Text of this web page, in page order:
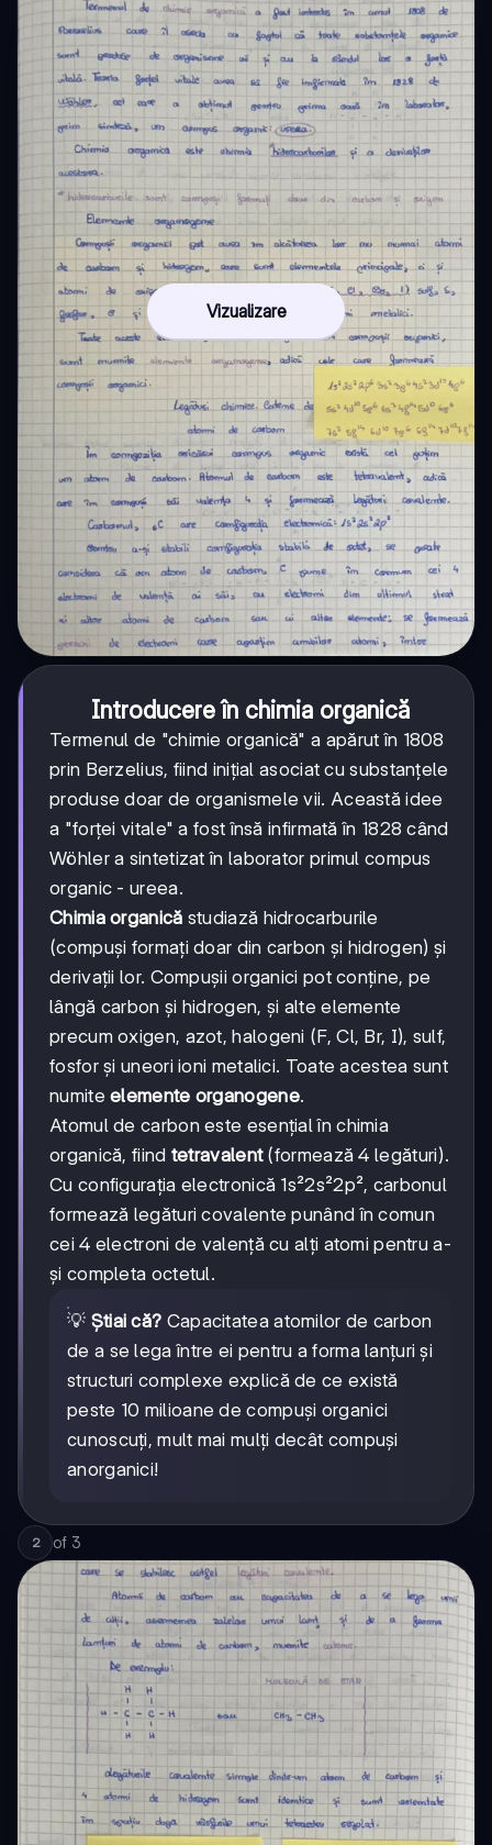
Vizualizare
Introducere în chimia organică
Termenul de "chimie organică" a apărut în 1808
prin Berzelius, fiind inițial asociat cu substanțele
produse doar de organismele vii. Această idee
a "forței vitale" a fost însă infirmată în 1828 când
Wöhler a sintetizat în laborator primul compus
organic - ureea.
Chimia organică studiază hidrocarburile
(compuși formați doar din carbon și hidrogen) și
derivații lor. Compușii organici pot conține, pe
lângă carbon și hidrogen, și alte elemente
precum oxigen, azot, halogeni (F, Cl, Br, I), sulf,
fosfor și uneori ioni metalici. Toate acestea sunt
numiteelemente organogene.
Atomul de carbon este esențial în chimia
organică, fiind tetravalent(formează 4 legături).
Cu configurația electronică 1s²2s²2p², carbonul
formează legături covalente punând în comun
cei 4 electroni de valență cu alți atomi pentru a-
și completa octetul.
💡 Știai că? Capacitatea atomilor de carbon
de a se lega între ei pentru a forma lanțuri și
structuri complexe explică de ce există
peste 10 milioane de compuși organici
cunoscuți, mult mai mulți decât compuși
anorganici!
2 of 3